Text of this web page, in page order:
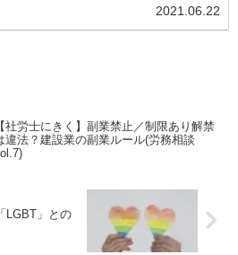
2021.06.22
【社労士にきく】副業禁止／制限あり解禁
違法？建設業の副業ルール(労務相談
LGBT」との